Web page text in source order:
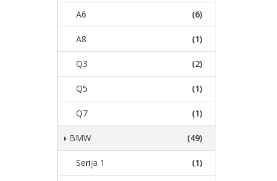
A6 (6)
A8 (1)
Q3 (2)
Q5 (1)
Q7 (1)
BMW (49)
Serija 1 (1)